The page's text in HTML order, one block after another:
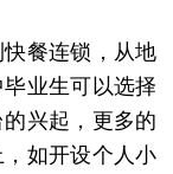
餐连锁，从地
业生可以选择
兴起，更多的
如开设个人小